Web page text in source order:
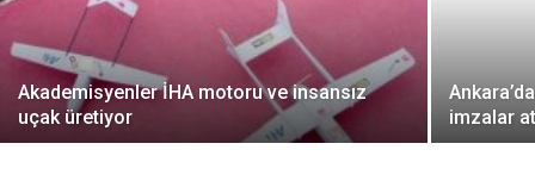
Akademisyenler İHA motoru ve insansız
uçak üretiyor
imzalar